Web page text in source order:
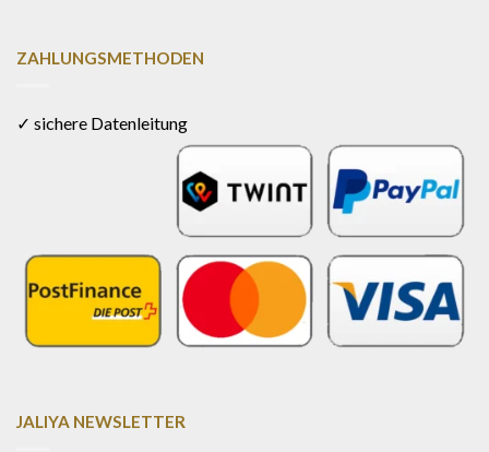
ZAHLUNGSMETHODEN
✓ sichere Datenleitung
JALIYA NEWSLETTER